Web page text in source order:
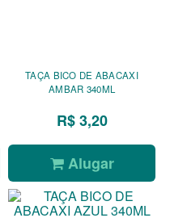
TAÇA BICO DE ABACAXI
AMBAR 340ML
R$ 3,20
Alugar